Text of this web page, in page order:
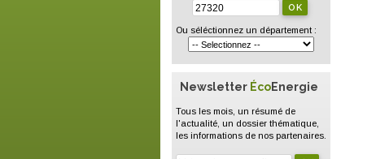
Ou séléctionnez un département :
Newsletter ÉcoEnergie
Tous les mois, un résumé de
l'actualité, un dossier thématique,
les informations de nos partenaires.